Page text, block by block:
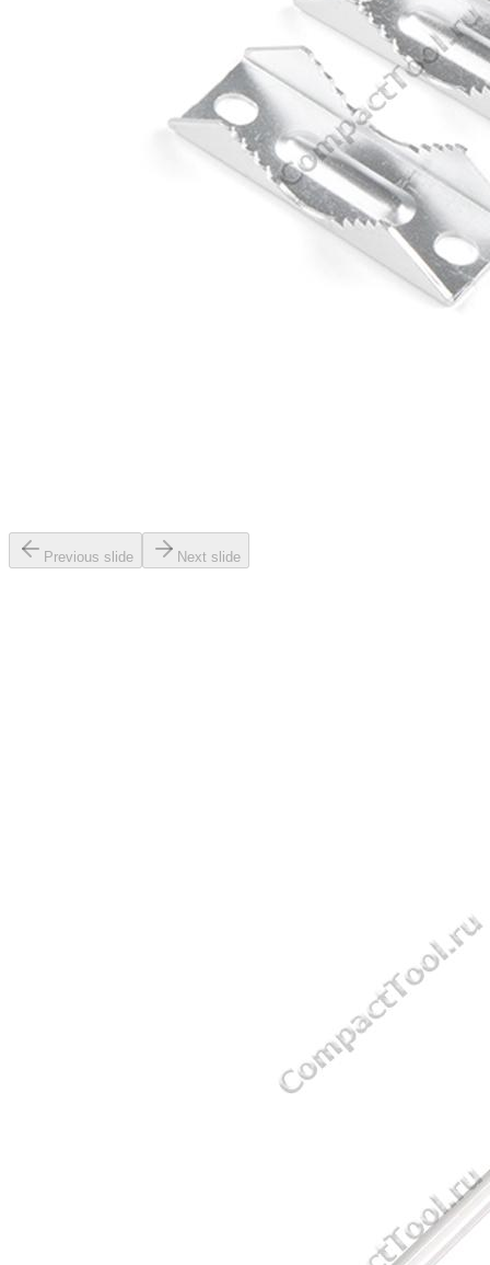
Previous slide Next slide